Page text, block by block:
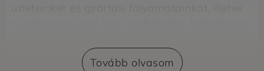
Tovább olvasom